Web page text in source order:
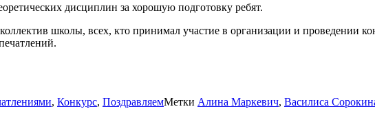
дисциплин за хорошую подготовку ребят.
школы, всех, кто принимал участие в организации и проведении
, Конкурс, ПоздравляемМетки Алина Маркевич, Василиса